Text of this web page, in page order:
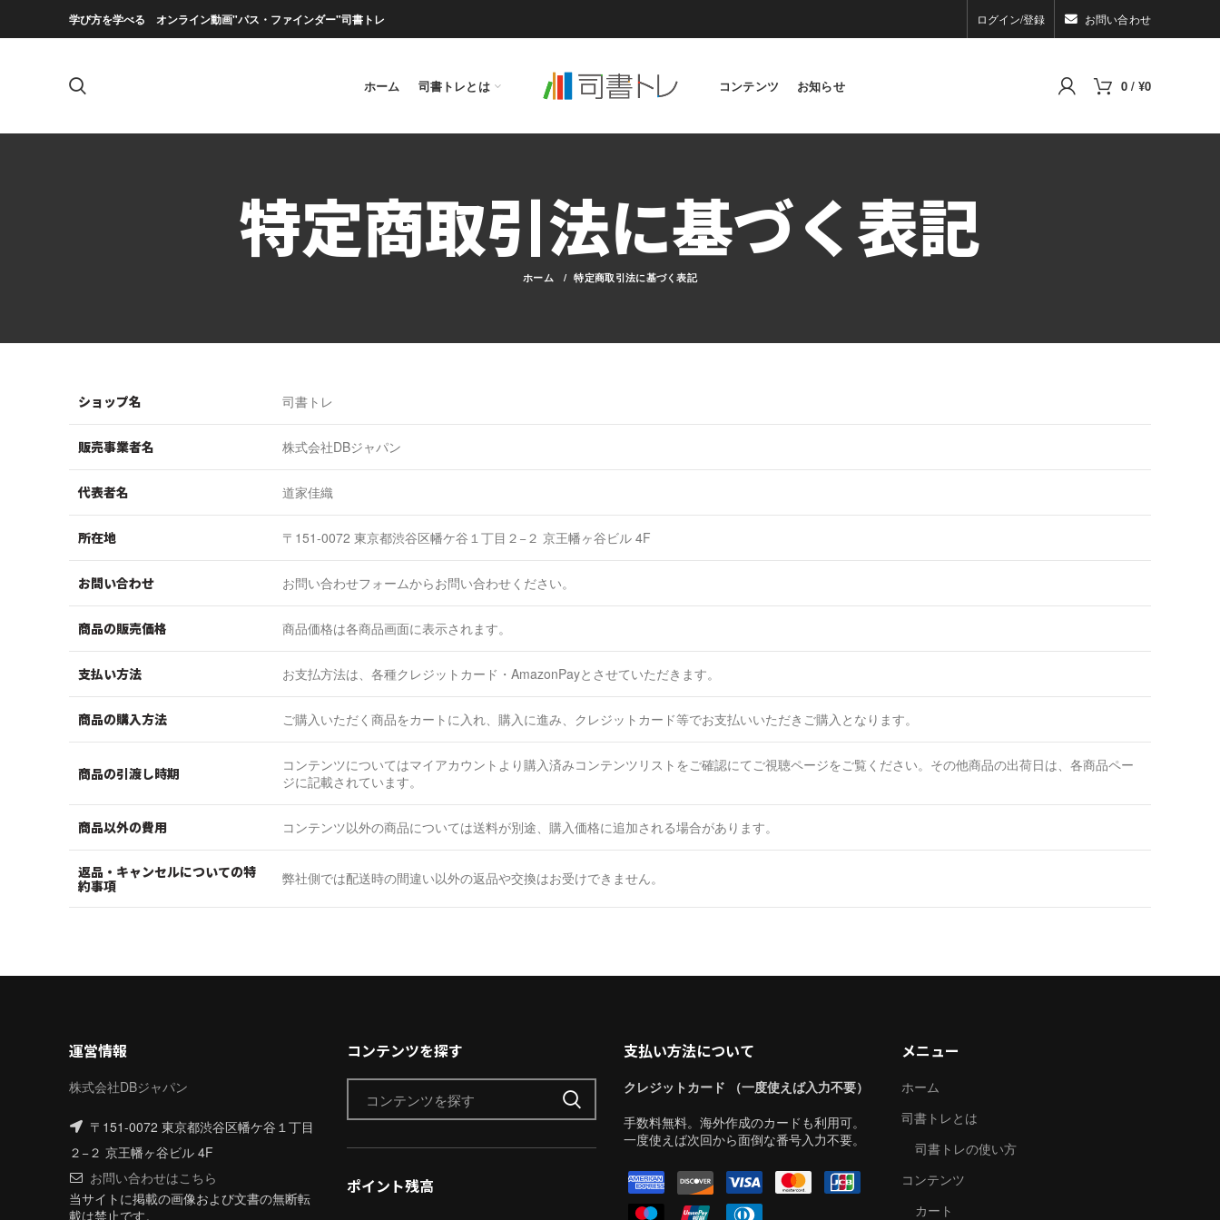
学び方を学べる オンライン動画"パス・ファインダー"司書トレ ログイン/登録 お問い合わせ
ホーム 司書トレとは コンテンツ お知らせ 0 / ¥0
特定商取引法に基づく表記
ホーム 特定商取引法に基づく表記
ショップ名 司書トレ
販売事業者名 株式会社DBジャパン
代表者名 道家佳織
所在地 〒151-0072 東京都渋谷区幡ケ谷１丁目２−２ 京王幡ヶ谷ビル 4F
お問い合わせ お問い合わせフォームからお問い合わせください。
商品の販売価格 商品価格は各商品画面に表示されます。
支払い方法 お支払方法は、各種クレジットカード・AmazonPayとさせていただきます。
商品の購入方法 ご購入いただく商品をカートに入れ、購入に進み、クレジットカード等でお支払いいただきご購入となります。
商品の引渡し時期
コンテンツについてはマイアカウントより購入済みコンテンツリストをご確認にてご視聴ページをご覧ください。その他商品の出荷日は、各商品ペー
ジに記載されています。
商品以外の費用 コンテンツ以外の商品については送料が別途、購入価格に追加される場合があります。
返品・キャンセルについての特
約事項
弊社側では配送時の間違い以外の返品や交換はお受けできません。
運営情報
株式会社DBジャパン
〒151-0072 東京都渋谷区幡ケ谷１丁目
２−２ 京王幡ヶ谷ビル 4F
お問い合わせはこちら
当サイトに掲載の画像および文書の無断転
載は禁止です。
コンテンツを探す
ポイント残高
支払い方法について
クレジットカード （一度使えば入力不要）
手数料無料。海外作成のカードも利用可。
一度使えば次回から面倒な番号入力不要。
メニュー
ホーム
司書トレとは
司書トレの使い方
コンテンツ
カート